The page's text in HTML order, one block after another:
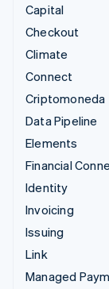
Capital
Checkout
Climate
Connect
Criptomoneda
Data Pipeline
Elements
Financial
Identity
Invoicing
Issuing
Link
Managed